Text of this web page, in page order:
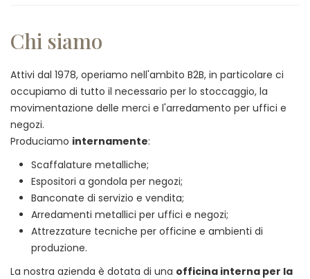
Chi siamo
Attivi dal 1978, operiamo nell'ambito B2B, in particolare ci
occupiamo di tutto il necessario per lo stoccaggio, la
movimentazione delle merci e l'arredamento per uffici e
negozi.
Produciamo internamente:
Scaffalature metalliche;
Espositori a gondola per negozi;
Banconate di servizio e vendita;
Arredamenti metallici per uffici e negozi;
Attrezzature tecniche per officine e ambienti di
produzione.
La nostra azienda è dotata di una officina interna per la